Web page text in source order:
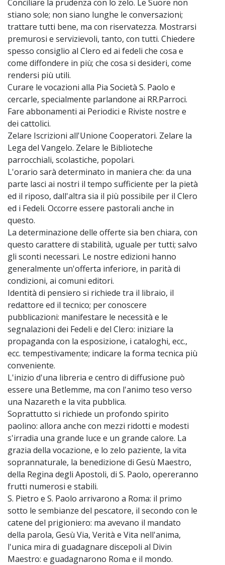
Conciliare la prudenza con lo zelo. Le Suore non
stiano sole; non siano lunghe le conversazioni;
trattare tutti bene, ma con riservatezza. Mostrarsi
premurosi e servizievoli, tanto, con tutti. Chiedere
spesso consiglio al Clero ed ai fedeli che cosa e
come diffondere in più; che cosa si desideri, come
rendersi più utili.
Curare le vocazioni alla Pia Società S. Paolo e
cercarle, specialmente parlandone ai RR.Parroci.
Fare abbonamenti ai Periodici e Riviste nostre e
dei cattolici.
Zelare Iscrizioni all'Unione Cooperatori. Zelare la
Lega del Vangelo. Zelare le Biblioteche
parrocchiali, scolastiche, popolari.
L'orario sarà determinato in maniera che: da una
parte lasci ai nostri il tempo sufficiente per la pietà
ed il riposo, dall'altra sia il più possibile per il Clero
ed i Fedeli. Occorre essere pastorali anche in
questo.
La determinazione delle offerte sia ben chiara, con
questo carattere di stabilità, uguale per tutti; salvo
gli sconti necessari. Le nostre edizioni hanno
generalmente un'offerta inferiore, in parità di
condizioni, ai comuni editori.
Identità di pensiero si richiede tra il libraio, il
redattore ed il tecnico; per conoscere
pubblicazioni: manifestare le necessità e le
segnalazioni dei Fedeli e del Clero: iniziare la
propaganda con la esposizione, i cataloghi, ecc.,
ecc. tempestivamente; indicare la forma tecnica più
conveniente.
L'inizio d'una libreria e centro di diffusione può
essere una Betlemme, ma con l'animo teso verso
una Nazareth e la vita pubblica.
Soprattutto si richiede un profondo spirito
paolino: allora anche con mezzi ridotti e modesti
s'irradia una grande luce e un grande calore. La
grazia della vocazione, e lo zelo paziente, la vita
soprannaturale, la benedizione di Gesù Maestro,
della Regina degli Apostoli, di S. Paolo, opereranno
frutti numerosi e stabili.
S. Pietro e S. Paolo arrivarono a Roma: il primo
sotto le sembianze del pescatore, il secondo con le
catene del prigioniero: ma avevano il mandato
della parola, Gesù Via, Verità e Vita nell'anima,
l'unica mira di guadagnare discepoli al Divin
Maestro: e guadagnarono Roma e il mondo.